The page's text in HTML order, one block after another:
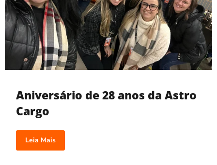
Aniversário de 28 anos da Astro
Cargo
Leia Mais